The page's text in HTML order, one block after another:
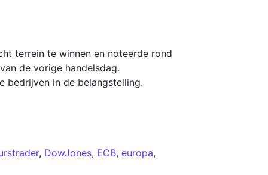
terrein te winnen en noteerde rond
de vorige handelsdag.
bedrijven in de belangstelling.
, DowJones, ECB, europa,